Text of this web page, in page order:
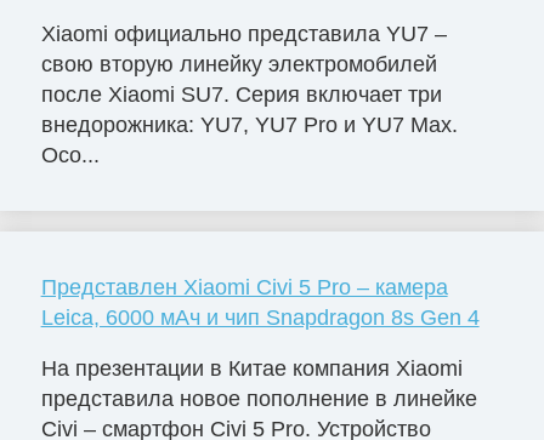
Xiaomi официально представила YU7 –
свою вторую линейку электромобилей
после Xiaomi SU7. Серия включает три
внедорожника: YU7, YU7 Pro и YU7 Max.
Осо...
Представлен Xiaomi Civi 5 Pro – камера
Leica, 6000 мАч и чип Snapdragon 8s Gen 4
На презентации в Китае компания Xiaomi
представила новое пополнение в линейке
Civi – смартфон Civi 5 Pro. Устройство